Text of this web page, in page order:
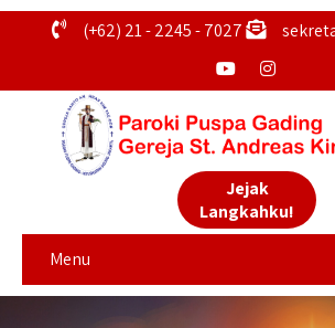
(+62) 21 - 2245 - 7027
Jejak
Langkahku!
Menu